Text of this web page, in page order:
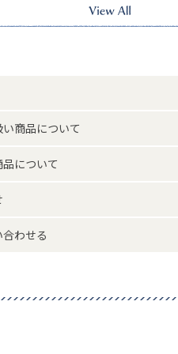
商品について
について
わせる